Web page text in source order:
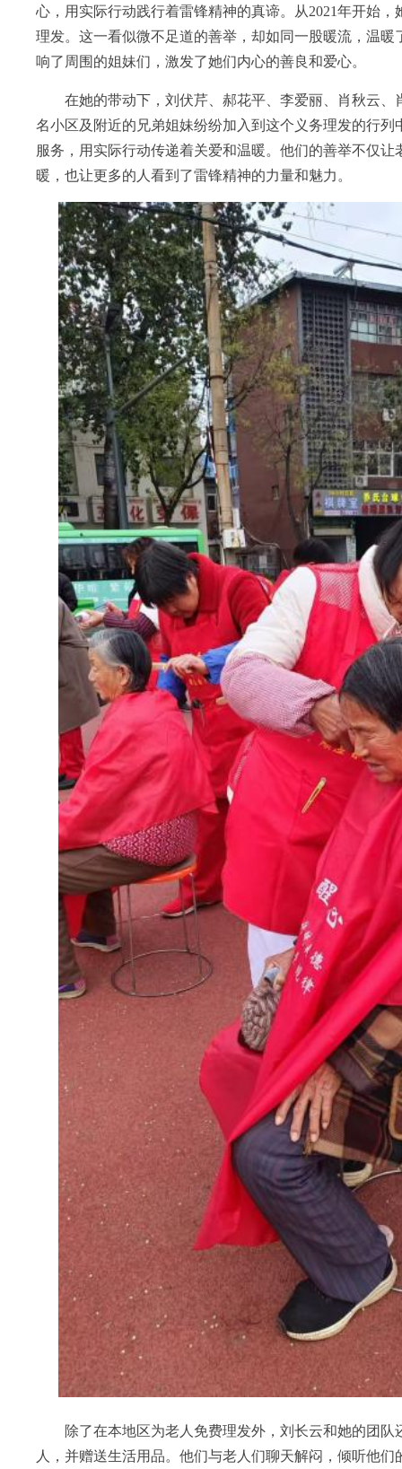
心，用实际行动践行着雷锋精神的真谛。从2021年开始
理发。这一看似微不足道的善举，却如同一股暖流，温
响了周围的姐妹们，激发了她们内心的善良和爱心。
在她的带动下，刘伏芹、郝花平、李爱丽、肖秋云、
名小区及附近的兄弟姐妹纷纷加入到这个义务理发的行
服务，用实际行动传递着关爱和温暖。他们的善举不仅
暖，也让更多的人看到了雷锋精神的力量和魅力。
除了在本地区为老人免费理发外，刘长云和她的团队
人，并赠送生活用品。他们与老人们聊天解闷，倾听他